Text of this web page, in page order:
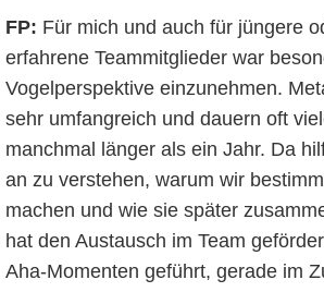
FP: Für mich und auch für jüngere
erfahrene Teammitglieder war
Vogelperspektive einzunehmen.
sehr umfangreich und dauern oft
manchmal länger als ein Jahr. Da
an zu verstehen, warum wir
machen und wie sie später
hat den Austausch im Team
Aha-Momenten geführt, gerade im